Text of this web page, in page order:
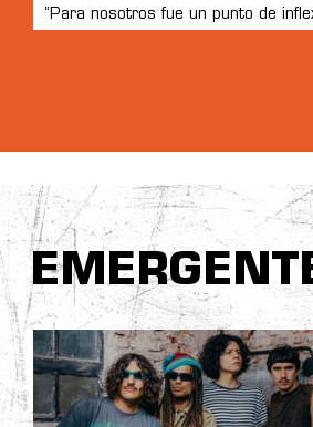
“Para nosotros fue un punto de